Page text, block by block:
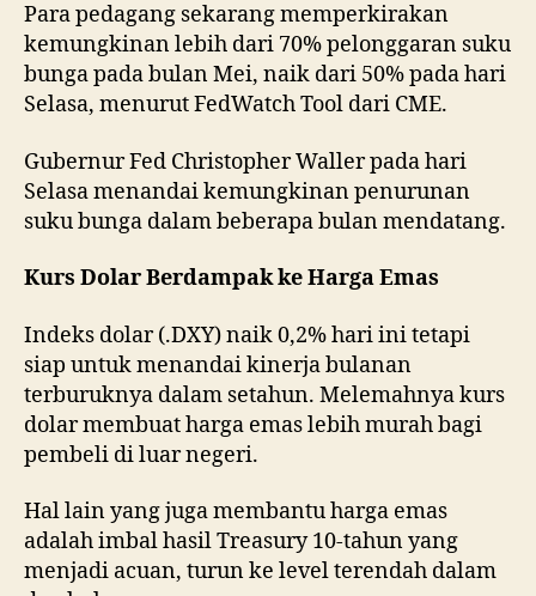
Para pedagang sekarang memperkirakan
kemungkinan lebih dari 70% pelonggaran suku
bunga pada bulan Mei, naik dari 50% pada hari
Selasa, menurut FedWatch Tool dari CME.
Gubernur Fed Christopher Waller pada hari
Selasa menandai kemungkinan penurunan
suku bunga dalam beberapa bulan mendatang.
Kurs Dolar Berdampak ke Harga Emas
Indeks dolar (.DXY) naik 0,2% hari ini tetapi
siap untuk menandai kinerja bulanan
terburuknya dalam setahun. Melemahnya kurs
dolar membuat harga emas lebih murah bagi
pembeli di luar negeri.
Hal lain yang juga membantu harga emas
adalah imbal hasil Treasury 10-tahun yang
menjadi acuan, turun ke level terendah dalam